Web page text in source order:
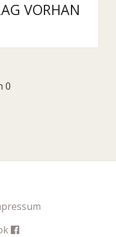
VORHAN
0